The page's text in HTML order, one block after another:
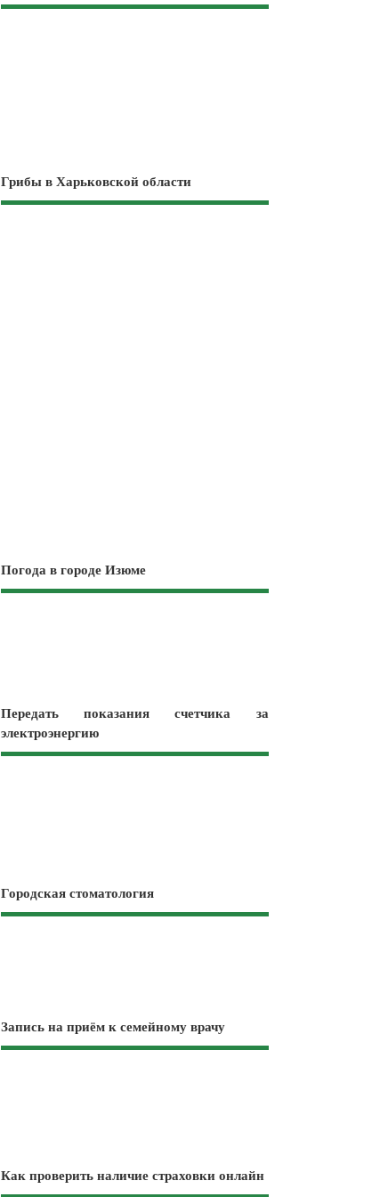
Грибы в Харьковской области
Погода в городе Изюме
Передать показания счетчика за
электроэнергию
Городская стоматология
Запись на приём к семейному врачу
Как проверить наличие страховки онлайн